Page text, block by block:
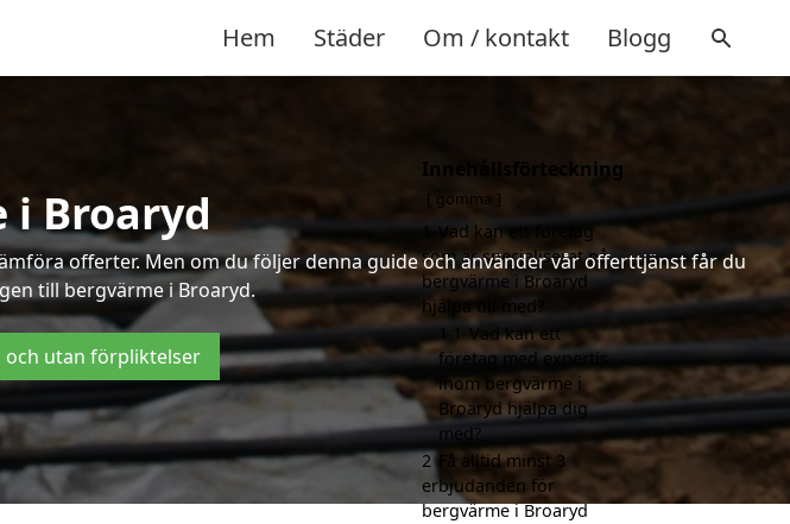
Hem Städer Om / kontakt Blogg
i Broaryd
offerter. Men om du följer denna guide och använder vår offerttjänst får du
till bergvärme i Broaryd.
och utan förpliktelser
Innehållsförteckning
gömma
1 Vad kan ett företag
som är specialiserat på
bergvärme i Broaryd
hjälpa till med?
1.1 Vad kan ett
företag med expertis
inom bergvärme i
Broaryd hjälpa dig
med?
2 Få alltid minst 3
erbjudanden för
bergvärme i Broaryd